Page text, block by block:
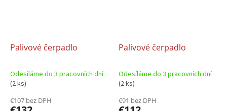
Palivové čerpadlo
Odesíláme do 3 pracovních dní
(2 ks)
€107 bez DPH
Palivové čerpadlo
Odesíláme do 3 pracovních dní
(2 ks)
€91 bez DPH